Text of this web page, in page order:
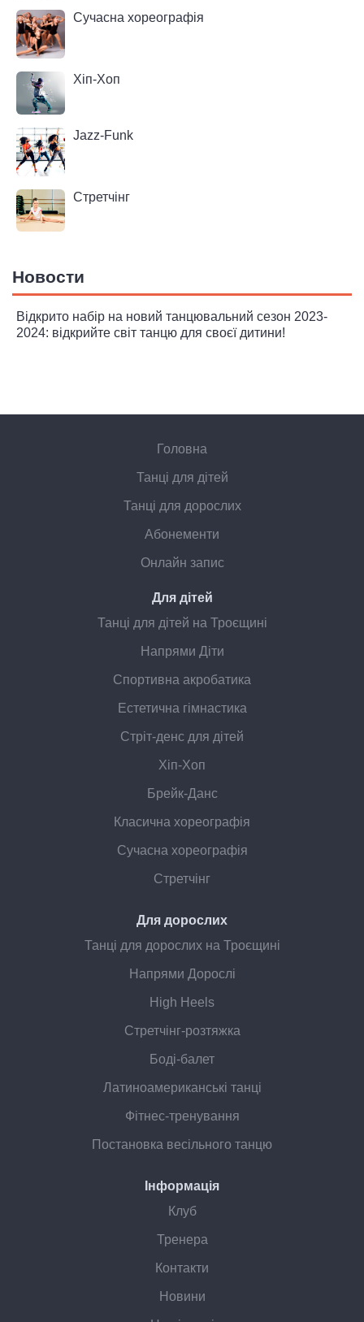
Сучасна хореографія
Хіп-Хоп
Jazz-Funk
Стретчінг
Новости
Відкрито набір на новий танцювальний сезон 2023-
2024: відкрийте світ танцю для своєї дитини!
Головна
Танці для дітей
Танці для дорослих
Абонементи
Онлайн запис
Для дітей
Танці для дітей на Троєщині
Напрями Діти
Спортивна акробатика
Естетична гімнастика
Стріт-денс для дітей
Хіп-Хоп
Брейк-Данс
Класична хореографія
Сучасна хореографія
Стретчінг
Для дорослих
Танці для дорослих на Троєщині
Напрями Дорослі
High Heels
Стретчінг-розтяжка
Боді-балет
Латиноамериканські танці
Фітнес-тренування
Постановка весільного танцю
Інформація
Клуб
Тренера
Контакти
Новини